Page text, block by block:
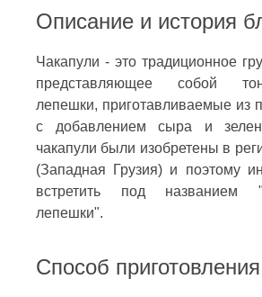
Описание и история
Чакапули - это традиционное
представляющее собой
лепешки, приготавливаемые из
с добавлением сыра и
чакапули были изобретены в
(Западная Грузия) и поэтому
встретить под названием
лепешки".
Способ приготовления